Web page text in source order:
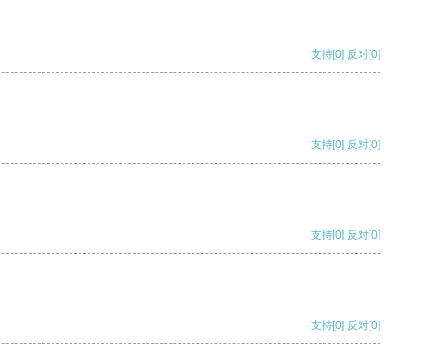
支持[0] 反对[0]
支持[0] 反对[0]
支持[0] 反对[0]
支持[0] 反对[0]